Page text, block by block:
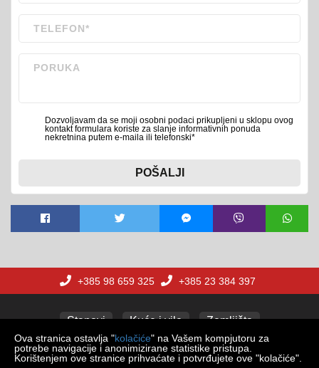
Dozvoljavam da se moji osobni podaci prikupljeni u sklopu ovog
kontakt formulara koriste za slanje informativnih ponuda
nekretnina putem e-maila ili telefonski*
POŠALJI
+385 98 659 325 +385 23 384 397
Stanovi Kuće i vile Zemljišta
Ova stranica ostavlja "kolačiće" na Vašem kompjutoru za
potrebe navigacije i anonimizirane statistike pristupa.
Korištenjem ove stranice prihvaćate i potvrđujete ove "kolačiće".